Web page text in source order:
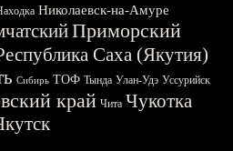
Николаевск-на-Амуре
Приморский
Саха (Якутия)
Сибирь ТОФ Тында Улан-Удэ Уссурийск
край Чита Чукотка